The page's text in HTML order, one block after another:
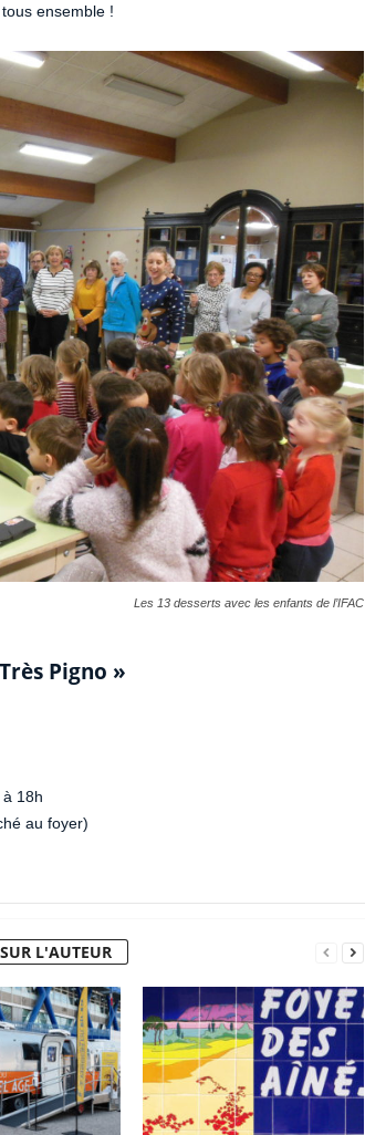
ensemble !
Les 13 desserts avec les enfants de l’IFAC
Pigno »
18h
au foyer)
L'AUTEUR